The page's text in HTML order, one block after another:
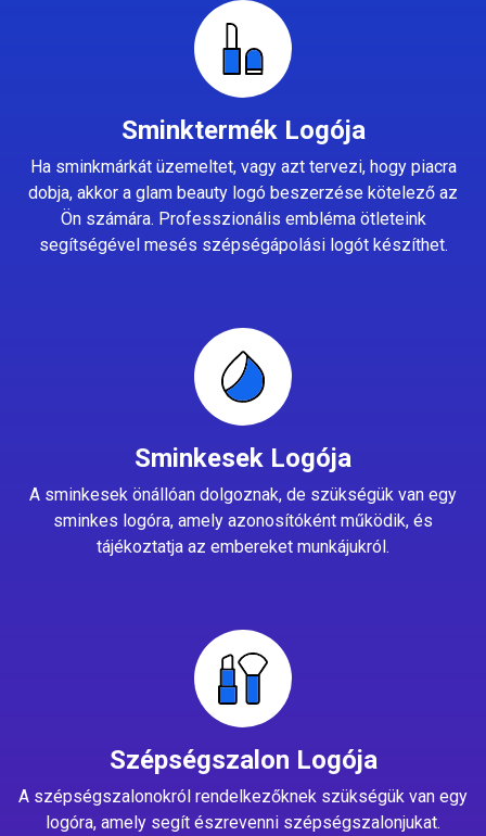
Sminktermék Logója
Ha sminkmárkát üzemeltet, vagy azt tervezi, hogy piacra
dobja, akkor a glam beauty logó beszerzése kötelező az
Ön számára. Professzionális embléma ötleteink
segítségével mesés szépségápolási logót készíthet.
Sminkesek Logója
A sminkesek önállóan dolgoznak, de szükségük van egy
sminkes logóra, amely azonosítóként működik, és
tájékoztatja az embereket munkájukról.
Szépségszalon Logója
A szépségszalonokról rendelkezőknek szükségük van egy
logóra, amely segít észrevenni szépségszalonjukat.